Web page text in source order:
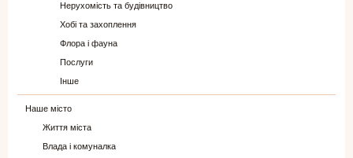
Нерухомість та будівництво
Хобі та захоплення
Флора і фауна
Послуги
Інше
Наше місто
Життя міста
Влада і комуналка